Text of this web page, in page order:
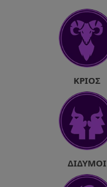
ΚΡΙΌΣ
ΔΊΔΥΜΟΙ